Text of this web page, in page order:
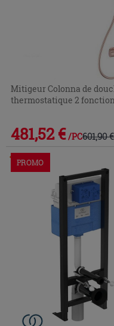
Mitigeur Colonna de
thermostatique 2
481,52 € /PC601,90 €
Commandable en
PROMO